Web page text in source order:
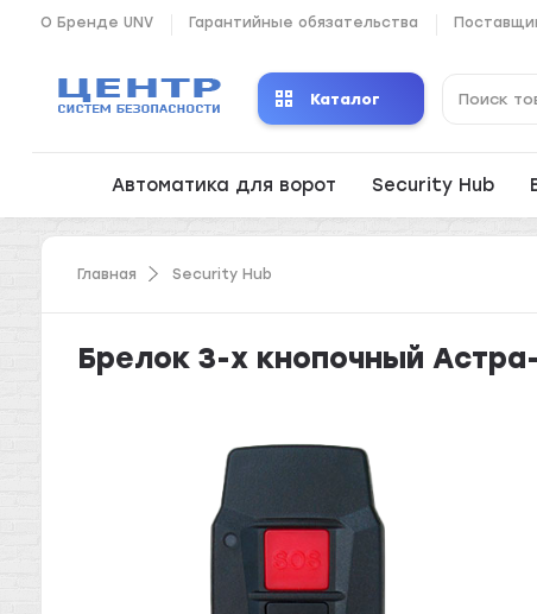
О Бренде UNV Гарантийные обязательства
Каталог
Автоматика для ворот Security Hub
Главная Security Hub
Брелок 3-х кнопочный